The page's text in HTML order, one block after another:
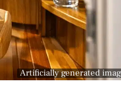
Artificially generated